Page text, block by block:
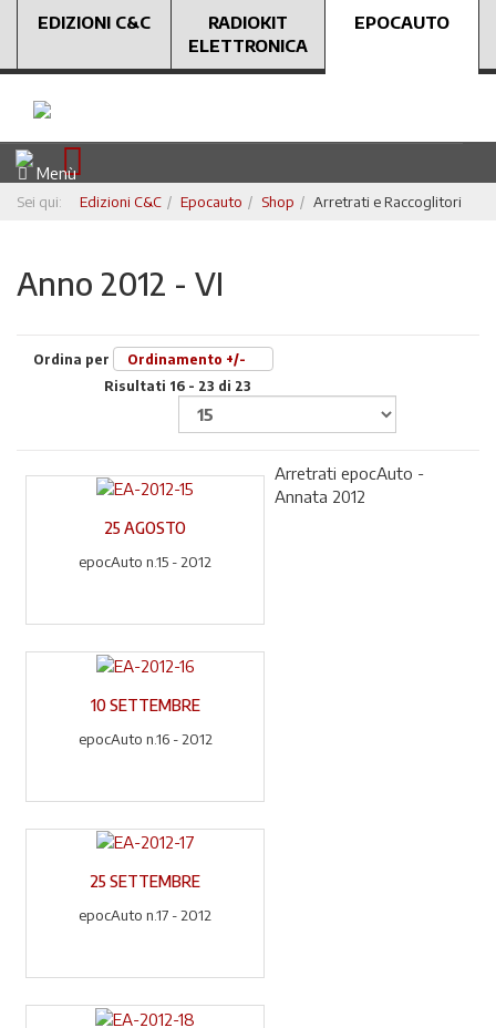
EDIZIONI C&C
RADIOKIT
ELETTRONICA
EPOCAUTO
Menù
Sei qui: Edizioni C&C Epocauto Shop Arretrati e Raccoglitori
Anno 2012 - VI
Ordina per
Ordinamento +/-
Risultati 16 - 23 di 23
25 AGOSTO
epocAuto n.15 - 2012
10 SETTEMBRE
epocAuto n.16 - 2012
25 SETTEMBRE
epocAuto n.17 - 2012
Arretrati epocAuto -
Annata 2012